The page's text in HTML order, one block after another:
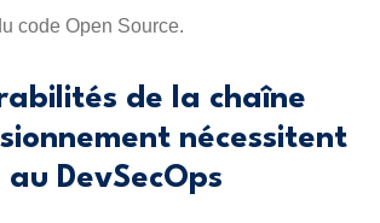
code Open Source.
de la chaîne
nécessitent
DevSecOps